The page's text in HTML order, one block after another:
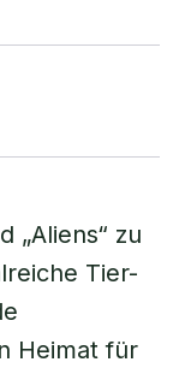
„Aliens“ zu
Tier-
Heimat für